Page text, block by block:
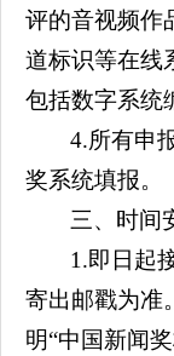
评的音视频作
道标识等在线
包括数字系统
4.所有申
奖系统填报。
三、时间
1.即日起
寄出邮戳为准
明“中国新闻